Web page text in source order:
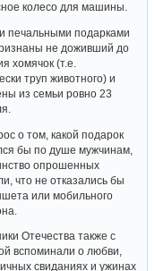
колесо для машины.
печальными подарками
не доживший до
хомячок (т.е.
труп животного) и
из семьи ровно 23
о том, какой подарок
бы по душе мужчинам,
опрошенных
что не отказались бы
или мобильного
Отечества также с
вспоминали о любви,
свиданиях и ужинах